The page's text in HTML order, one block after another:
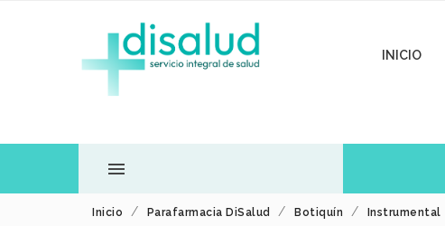
INICIO

TODOS LOS
Inicio Parafarmacia DiSalud Botiquín Instrumental